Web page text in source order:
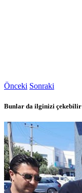
Önceki Sonraki
Bunlar da ilginizi çekebilir